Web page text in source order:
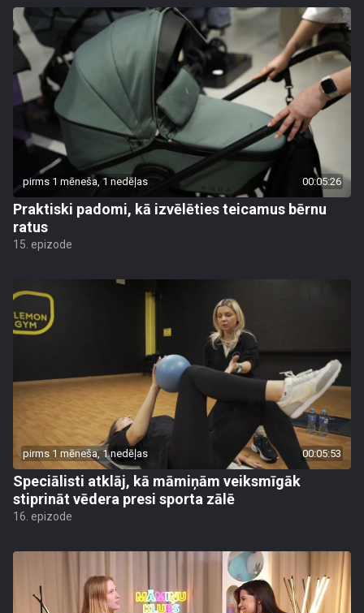
pirms 1 mēneša, 1 nedēļas 00:05:26
Praktiski padomi, kā izvēlēties teicamus bērnu
ratus
15. epizode
pirms 1 mēneša, 1 nedēļas 00:05:53
Speciālisti atklāj, kā māmiņām veiksmīgāk
stiprināt vēdera presi sporta zālē
16. epizode